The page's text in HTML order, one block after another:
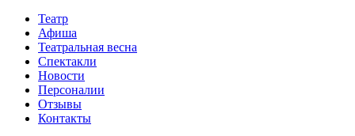
Театр
Афиша
Театральная весна
Спектакли
Новости
Персоналии
Отзывы
Контакты